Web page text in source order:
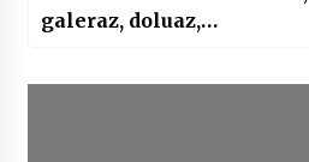
galeraz, doluaz,…